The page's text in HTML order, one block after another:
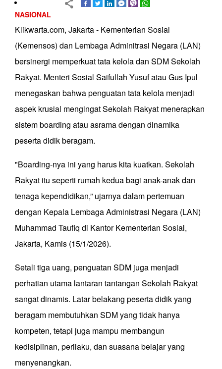
NASIONAL
Klikwarta.com, Jakarta - Kementerian Sosial
(Kemensos) dan Lembaga Adminitrasi Negara (LAN)
bersinergi memperkuat tata kelola dan SDM Sekolah
Rakyat. Menteri Sosial Saifullah Yusuf atau Gus Ipul
menegaskan bahwa penguatan tata kelola menjadi
aspek krusial mengingat Sekolah Rakyat menerapkan
sistem boarding atau asrama dengan dinamika
peserta didik beragam.
"Boarding-nya ini yang harus kita kuatkan. Sekolah
Rakyat itu seperti rumah kedua bagi anak-anak dan
tenaga kependidikan,” ujarnya dalam pertemuan
dengan Kepala Lembaga Administrasi Negara (LAN)
Muhammad Taufiq di Kantor Kementerian Sosial,
Jakarta, Kamis (15/1/2026).
Setali tiga uang, penguatan SDM juga menjadi
perhatian utama lantaran tantangan Sekolah Rakyat
sangat dinamis. Latar belakang peserta didik yang
beragam membutuhkan SDM yang tidak hanya
kompeten, tetapi juga mampu membangun
kedisiplinan, perilaku, dan suasana belajar yang
menyenangkan.